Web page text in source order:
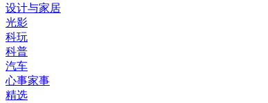
设计与家居
光影
科玩
科普
汽车
心事家事
精选